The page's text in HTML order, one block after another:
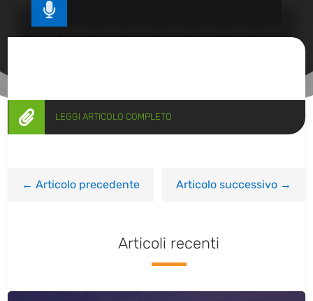

 LEGGI ARTICOLO COMPLETO
←Articolo precedente Articolo successivo→
Articoli recenti